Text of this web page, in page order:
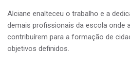
Alciane enalteceu o trabalho e a
demais profissionais da escola onde
contribuírem para a formação de
objetivos definidos.